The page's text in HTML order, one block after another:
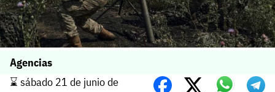
Agencias
⌛️ sábado 21 de junio de